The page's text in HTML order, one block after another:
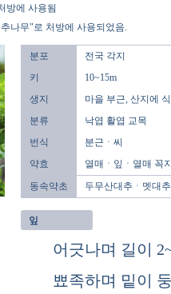
방에 사용됨
나무"로 처방에 사용되었음.
분포
전국 각지
키
10~15m
생지
마을 부근, 산지에
분류
낙엽 활엽 교목
번식
분근ㆍ씨
약효
열매ㆍ잎ㆍ열매 꼭
동속약초
두무산대추ㆍ멧대
잎
어긋나며 길이
뾰족하며 밑이